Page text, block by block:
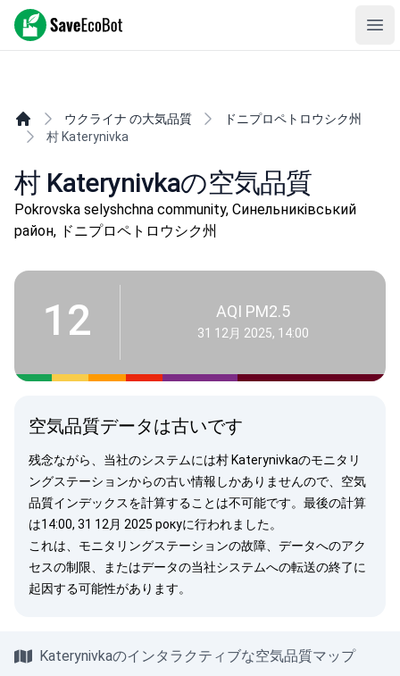
SaveEcoBot
ウクライナ の大気品質
ドニプロペトロウシク州
村 Katerynivka
村 Katerynivkaの空気品質
Pokrovska selyshchna community, Синельниківський
район, ドニプロペトロウシク州
12 AQI PM2.5
31 12月 2025, 14:00
空気品質データは古いです
残念ながら、当社のシステムには村 Katerynivkaのモニタリ
ングステーションからの古い情報しかありませんので、空気
品質インデックスを計算することは不可能です。最後の計算
は14:00, 31 12月 2025 рокуに行われました。
これは、モニタリングステーションの故障、データへのアク
セスの制限、またはデータの当社システムへの転送の終了に
起因する可能性があります。
Katerynivkaのインタラクティブな空気品質マップ